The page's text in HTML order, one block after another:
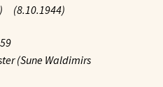
(8.10.1944)
(Sune Waldimirs